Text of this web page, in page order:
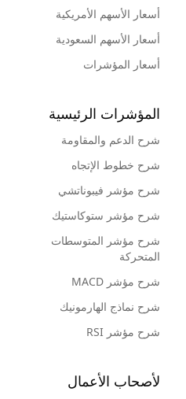
أسعار الأسهم الأمريكية
أسعار الأسهم السعودية
أسعار المؤشرات
المؤشرات الرئيسية
شرح الدعم والمقاومة
شرح خطوط الإتجاه
شرح مؤشر فيبوناتشي
شرح مؤشر ستوكاستيك
شرح مؤشر المتوسطات
المتحركة
شرح مؤشر MACD
شرح نماذج الهارمونيك
شرح مؤشر RSI
لأصحاب الأعمال